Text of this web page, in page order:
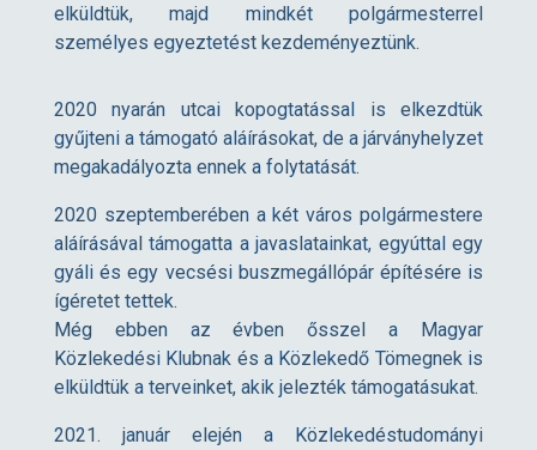
s
z
elküldtük, majd mindkét polgármesterrel
személyes egyeztetést kezdeményeztünk.
2020 nyarán utcai kopogtatással is elkezdtük
gyűjteni a támogató aláírásokat, de a járványhelyzet
megakadályozta ennek a folytatását.
2020 szeptemberében a két város polgármestere
aláírásával támogatta a javaslatainkat, egyúttal egy
gyáli és egy vecsési buszmegállópár építésére is
ígéretet tettek.
Még ebben az évben ősszel a Magyar
Közlekedési Klubnak és a Közlekedő Tömegnek is
elküldtük a terveinket, akik jelezték támogatásukat.
2021. január elején a Közlekedéstudományi